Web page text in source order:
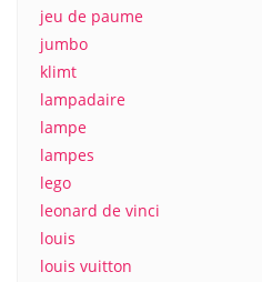
jeu de paume
jumbo
klimt
lampadaire
lampe
lampes
lego
leonard de vinci
louis
louis vuitton